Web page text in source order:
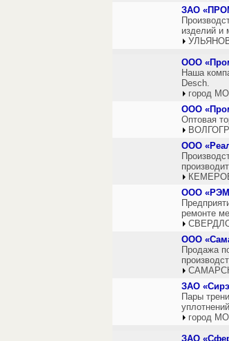
ЗАО
изделий и
ООО
Наша
Desch.
город
ООО
Оптовая
ООО
ООО
ремонте
ООО
Продажа
ЗАО
Пары
город
ЗАО